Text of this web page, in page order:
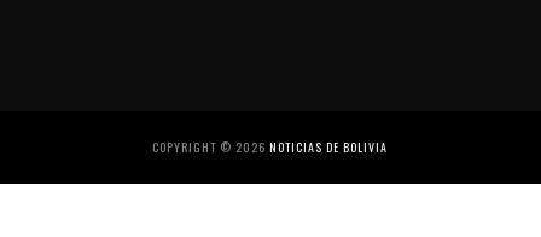
COPYRIGHT © 2026NOTICIAS DE BOLIVIA